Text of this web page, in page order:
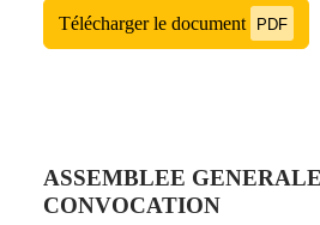
Télécharger le document PDF
ASSEMBLEE
CONVOCATION